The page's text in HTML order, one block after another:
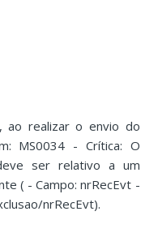
ao realizar o envio do
MS0034 - Crítica: O
ser relativo a um
( - Campo: nrRecEvt -
nrRecEvt).